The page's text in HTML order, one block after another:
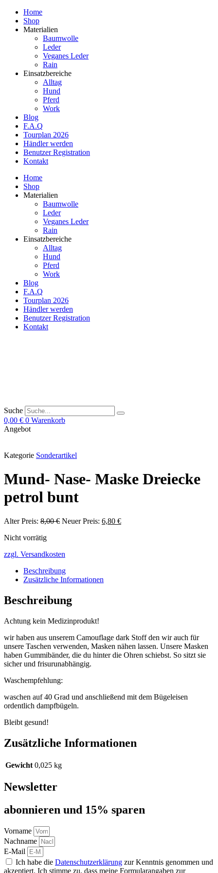
Home
Shop
Materialien
Baumwolle
Leder
Veganes Leder
Rain
Einsatzbereiche
Alltag
Hund
Pferd
Work
Blog
F.A.Q
Tourplan 2026
Händler werden
Benutzer Registration
Kontakt
Home
Shop
Materialien
Baumwolle
Leder
Veganes Leder
Rain
Einsatzbereiche
Alltag
Hund
Pferd
Work
Blog
F.A.Q
Tourplan 2026
Händler werden
Benutzer Registration
Kontakt
Suche
0,00 € 0 Warenkorb
Angebot
Kategorie Sonderartikel
Mund- Nase- Maske Dreiecke
petrol bunt
Alter Preis: 8,00€ Ursprünglicher
Neuer Preis: 6,80 €Aktueller
Nicht vorrätig
zzgl. Versandkosten
Beschreibung
Zusätzliche Informationen
Beschreibung
Achtung kein Medizinprodukt!
wir haben aus unserem Camouflage dark Stoff den wir auch für
unsere Taschen verwenden, Masken nähen lassen. Unsere Masken
haben Gummibänder, die du hinter die Ohren schiebst. So sitzt sie
sicher und frisurunabhängig.
Waschempfehlung:
waschen auf 40 Grad und anschließend mit dem Bügeleisen
ordentlich dampfbügeln.
Bleibt gesund!
Zusätzliche Informationen
Gewicht 0,025 kg
Newsletter
abon­nie­ren und 15% sparen
Vorname
Nachname
E-Mail
Ich habe die Datenschutzerklärung zur Kenntnis genommen und
akzeptiert. Ich stimme zu, dass meine Formularangaben zur